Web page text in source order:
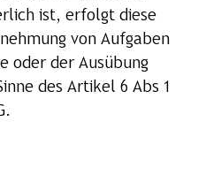
ist, erfolgt diese
von Aufgaben
oder der Ausübung
des Artikel 6 Abs 1